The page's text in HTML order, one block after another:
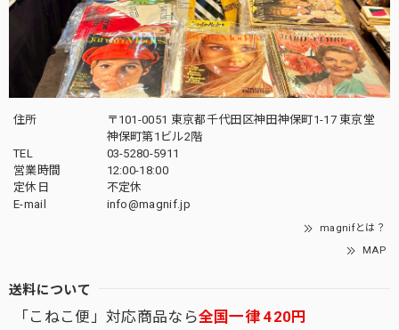
住所
〒101-0051 東京都千代田区神田神保町1-17 東京堂
神保町第1ビル2階
TEL
03-5280-5911
営業時間
12:00-18:00
定休日
不定休
E-mail
info@magnif.jp
magnifとは？
MAP
送料について
「こねこ便」対応商品なら全国一律 420円